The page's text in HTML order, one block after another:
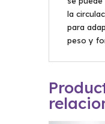
la
para
peso y